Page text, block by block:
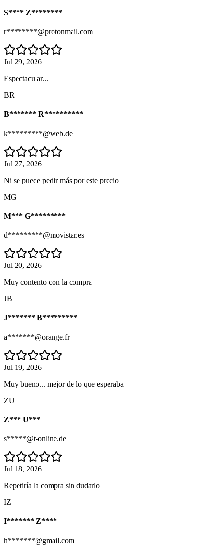
S**** Z********
r********@protonmail.com
Jul 29, 2026
Espectacular...
BR
B******* R**********
k*********@web.de
Jul 27, 2026
Ni se puede pedir más por este precio
MG
M*** G*********
d*********@movistar.es
Jul 20, 2026
Muy contento con la compra
JB
J******* B*********
a*******@orange.fr
Jul 19, 2026
Muy bueno... mejor de lo que esperaba
ZU
Z*** U***
s*****@t-online.de
Jul 18, 2026
Repetiría la compra sin dudarlo
IZ
I******* Z****
h*******@gmail.com